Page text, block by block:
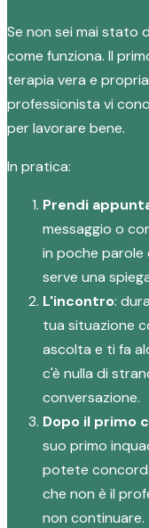
Se non sei mai stato
come funziona. Il
terapia vera e
professionista vi
per lavorare bene.
In pratica:
Prendi
messaggio o
in poche
serve una
L'incontro:
tua situazione
ascolta e ti fa
c'è nulla di
conversazione.
Dopo il primo
suo primo
potete
che non è il
non continuare.